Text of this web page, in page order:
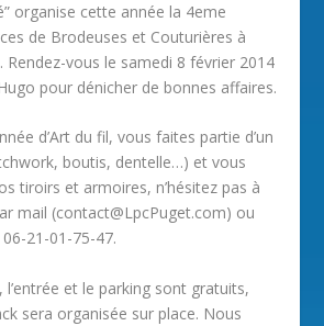
organise cette année la 4eme
de Brodeuses et Couturières à
Rendez-vous le samedi 8 février 2014
pour dénicher de bonnes affaires.
d’Art du fil, vous faites partie d’un
boutis, dentelle…) et vous
tiroirs et armoires, n’hésitez pas à
mail (contact@LpcPuget.com) ou
21-01-75-47.
l’entrée et le parking sont gratuits,
sera organisée sur place. Nous